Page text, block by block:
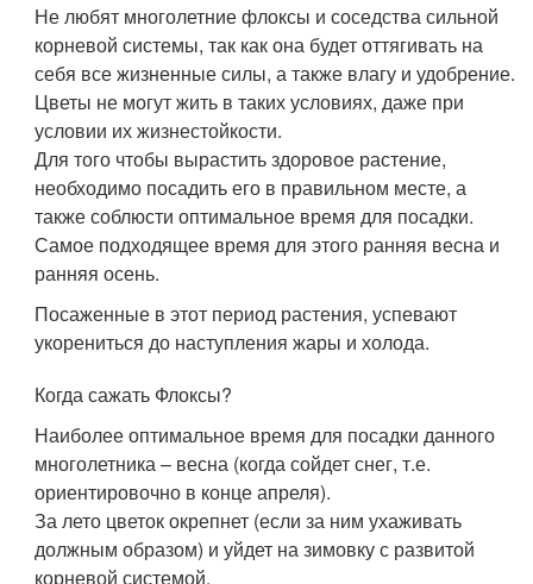
Не любят многолетние флоксы и соседства сильной
корневой системы, так как она будет оттягивать на
себя все жизненные силы, а также влагу и удобрение.
Цветы не могут жить в таких условиях, даже при
условии их жизнестойкости.
Для того чтобы вырастить здоровое растение,
необходимо посадить его в правильном месте, а
также соблюсти оптимальное время для посадки.
Самое подходящее время для этого ранняя весна и
ранняя осень.
Посаженные в этот период растения, успевают
укорениться до наступления жары и холода.
Когда сажать Флоксы?
Наиболее оптимальное время для посадки данного
многолетника – весна (когда сойдет снег, т.е.
ориентировочно в конце апреля).
За лето цветок окрепнет (если за ним ухаживать
должным образом) и уйдет на зимовку с развитой
корневой системой,